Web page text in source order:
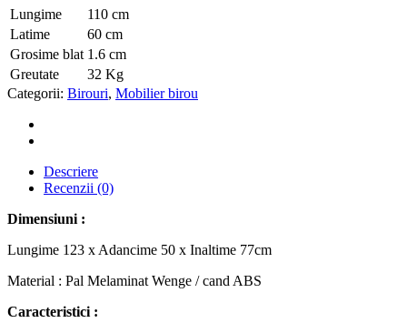
Lungime
110 cm
Latime
60 cm
Grosime blat 1.6 cm
Greutate
32 Kg
Categorii: Birouri, Mobilier birou
Descriere
Recenzii (0)
Dimensiuni :
Lungime 123 x Adancime 50 x Inaltime 77cm
Material : Pal Melaminat Wenge / cand ABS
Caracteristici :